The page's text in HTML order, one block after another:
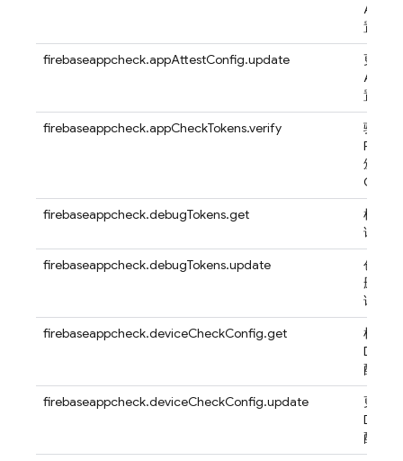
App
置
firebaseappcheck.appAttestConfig.update
更新
App
置
firebaseappcheck.appCheckTokens.verify
验证为
颁发的
Check
firebaseappcheck.debugTokens.get
检索
试令牌
firebaseappcheck.debugTokens.update
创建
删除
试令牌
firebaseappcheck.deviceCheckConfig.get
检索
配置
firebaseappcheck.deviceCheckConfig.update
更新
配置